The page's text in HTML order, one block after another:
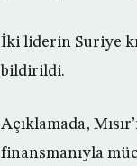
İki liderin Suriye
bildirildi.
Açıklamada,
finansmanıyla